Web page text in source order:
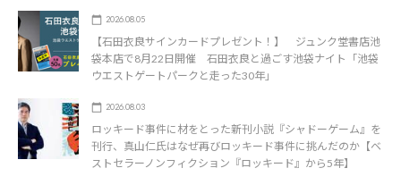
2026.08.05
【石田衣良サインカードプレゼント！】 ジュンク堂書店池
袋本店で8月22日開催 石田衣良と過ごす池袋ナイト「池袋
ウエストゲートパークと走った30年」
2026.08.03
ロッキード事件に材をとった新刊小説『シャドーゲーム』を
刊行、真山仁氏はなぜ再びロッキード事件に挑んだのか【ベ
ストセラーノンフィクション『ロッキード』から5年】